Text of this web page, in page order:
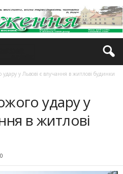
удару у Львові є влучання в житлові будинки
удару у
в житлові
0